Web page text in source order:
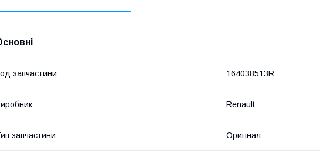
запчастини 164038513R
Renault
запчастини Оригінал